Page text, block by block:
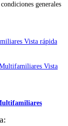
generales
Vista rápida
Vista